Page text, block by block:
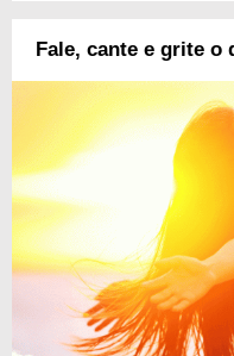
Fale, cante e grite o